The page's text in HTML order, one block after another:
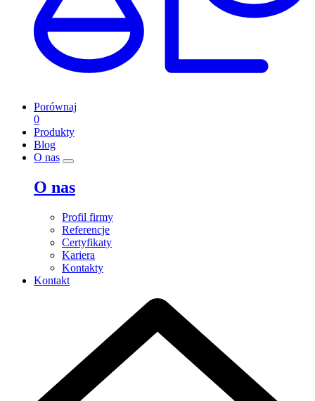
Porównaj
0
Produkty
Blog
O nas
O nas
Profil firmy
Referencje
Certyfikaty
Kariera
Kontakty
Kontakt